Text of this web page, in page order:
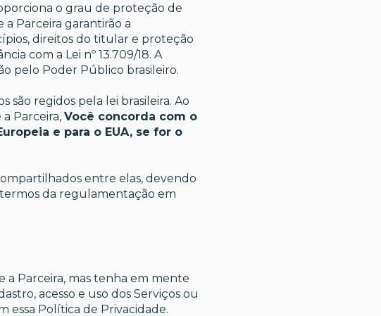
o grau de proteção de
a Parceira garantirão a
direitos do titular e proteção
com a Lei nº 13.709/18. A
pelo Poder Público brasileiro.
são regidos pela lei brasileira. Ao
Parceira, Você concorda com o
e para o EUA, se for o
entre elas, devendo
da regulamentação em
a Parceira, mas tenha em mente
acesso e uso dos Serviços ou
essa Política de Privacidade.